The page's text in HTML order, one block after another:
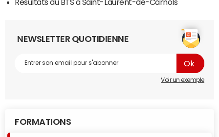
Résultats du BTS à Saint-Laurent-de-Carnols
NEWSLETTER QUOTIDIENNE
Voir un exemple
FORMATIONS